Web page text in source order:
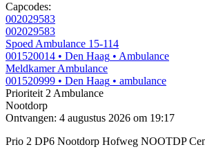
Capcodes:
002029583
002029583
Spoed Ambulance 15-114
001520014 • Den Haag • Ambulance
Meldkamer Ambulance
001520999 • Den Haag • ambulance
Prioriteit 2 Ambulance
Nootdorp
Ontvangen: 4 augustus 2026 om 19:17
Prio 2 DP6 Nootdorp Hofweg NOOTDP